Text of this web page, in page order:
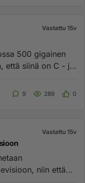
Vastattu 15v
500 gigainen
että siinä on C - ja
9 289 0
Vastattu 15v
niin että